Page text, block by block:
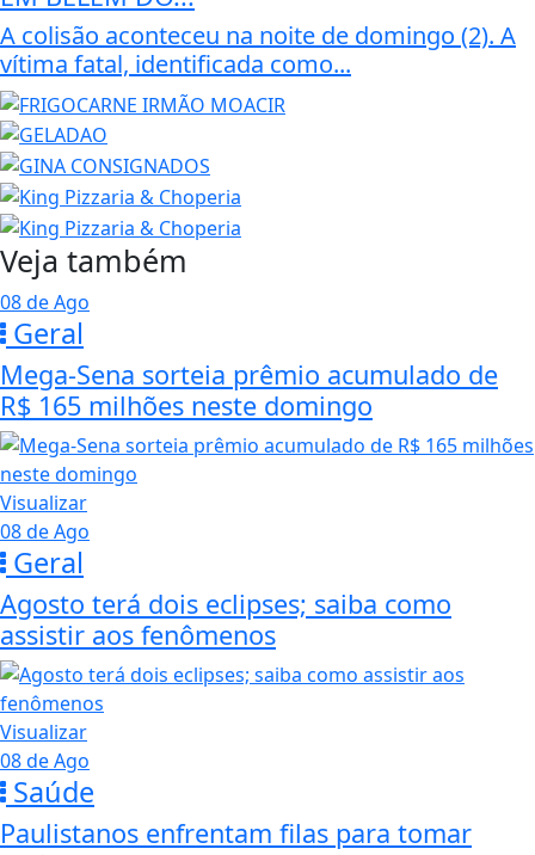
A colisão aconteceu na noite de domingo (2). A
vítima fatal, identificada como...
Veja também
08 de Ago
Geral
Mega-Sena sorteia prêmio acumulado de
R$ 165 milhões neste domingo
Visualizar
08 de Ago
Geral
Agosto terá dois eclipses; saiba como
assistir aos fenômenos
Visualizar
08 de Ago
Saúde
Paulistanos enfrentam filas para tomar